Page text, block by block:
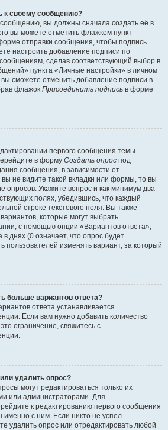
к своему сообщению?
вы должны сначала создать её в
вы можете отметить флажком пункт
отправки сообщения, чтобы подпись
настроить добавление подписи по
сделав соответствующий выбор в
пункта «Личные настройки» в личном
сможете отменить добавление подписи в
флажок Присоединить подпись в форме
первого сообщения темы
в форму Создать опрос под
сообщения, в зависимости от
вы не видите такой вкладки или формы, то вы
опросов. Укажите вопрос и как минимум два
полях, убедившись, что каждый
строке текстового поля. Вы также
которые могут выбрать
с помощью опции «Вариантов ответа»,
днях (0 означает, что опрос будет
пользователей изменять вариант, за который
больше вариантов ответа?
ответа устанавливается
Если вам нужно добавить количество
ограничение, свяжитесь с
удалить опрос?
могут редактироваться только их
или администраторами. Для
к редактированию первого сообщения
именно с ним. Если никто не успел
удалить опрос или отредактировать любой